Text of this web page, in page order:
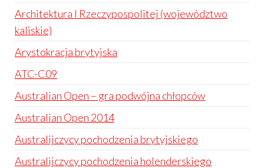
Architektura I Rzeczypospolitej (województwo
kaliskie)
Arystokracja brytyjska
ATC-C09
Australian Open – gra podwójna chłopców
Australian Open 2014
Australijczycy pochodzenia brytyjskiego
Australijczycy pochodzenia holenderskiego